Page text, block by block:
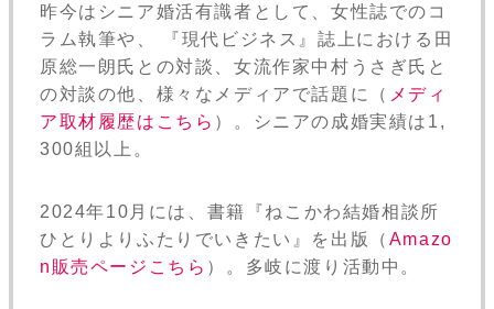
昨今はシニア婚活有識者として、女性誌でのコ
ラム執筆や、 『現代ビジネス』誌上における田
原総一朗氏との対談、女流作家中村うさぎ氏と
の対談の他、様々なメディアで話題に（ メディ
ア取材履歴はこちら ）。シニアの成婚実績は1,
300組以上。
2024年10月には、書籍『ねこかわ結婚相談所
ひとりよりふたりでいきたい』を出版（ Amazo
n販売ページこちら ）。多岐に渡り活動中。